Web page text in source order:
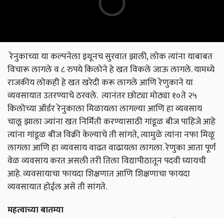
रेनुकाच्या या कल्पनेला इथूनच सुरवात झाली, लोक त्यांना याबाबत
विचारू लागले व ८ रुपये किलोने हे खत विकले जाऊ लागले. यामध्ये
राजकीय लोकही हे खत खरेदी करू लागले आणि रेणुकाने या
व्यवसायात उतरण्याचे ठरवले. त्यानंतर छोट्या मोठ्या १०ते २५
किलोच्या ऑर्डर रेनुकाला मिळायला लागल्या आणि हा व्यवसाय
चालू झाला ज्यांना खत निर्मिती करण्यासाठी गांडूळ बीज पाहिजे आहे
त्यांना गांडूळ बीज विक्री केल्याचे ती सांगते, त्यामुळे त्यांना नफा मिळू
लागला आणि हा व्यवसाय वाढत वाढायला लागला. रेणुका आता पूर्ण
वेळ व्यवसाय करत असली तरी तिला विद्यापीठातून पदवी घ्यायची
आहे. व्यवसायाचा फायदा शिक्षणात आणि शिक्षणाचा फायदा
व्यवसायात होईल असे ती सांगते.
महत्वाच्या बातम्या